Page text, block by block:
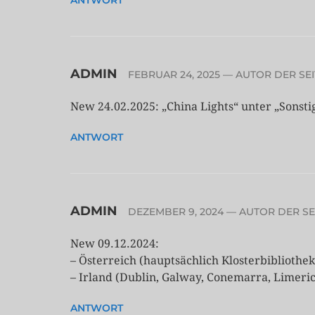
ADMIN FEBRUAR 24, 2025 — AUTOR DER
New 24.02.2025: „China Lights“ unter
ANTWORT
ADMIN DEZEMBER 9, 2024 — AUTOR DER
New 09.12.2024:
– Österreich (hauptsächlich
– Irland (Dublin, Galway, Conemarra,
ANTWORT